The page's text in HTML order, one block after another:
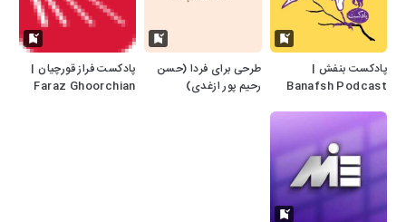
پادکست بنفش |
Banafsh Podcast
طرحی برای فردا (حسن
رحیم پور ازغدی)
پادکست فراز قورچیان |
Faraz Ghoorchian